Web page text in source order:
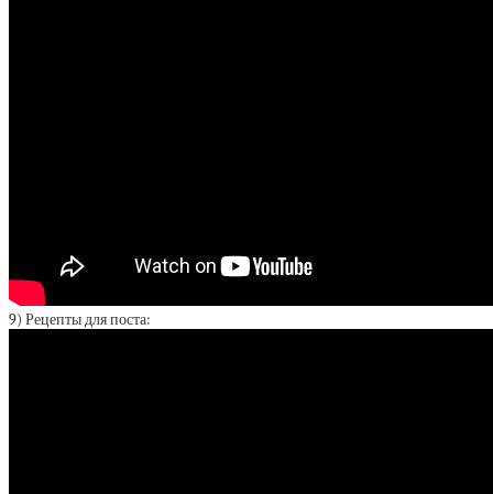
9) Рецепты для поста: